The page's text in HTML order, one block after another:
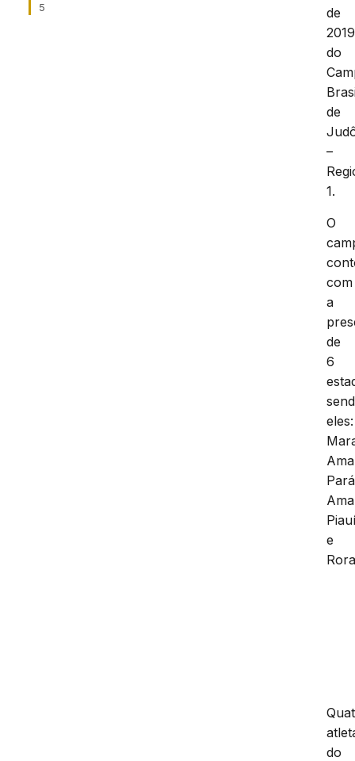
5
de
2019
do
de
–
1.
O
com
a
de
6
eles:
e
do